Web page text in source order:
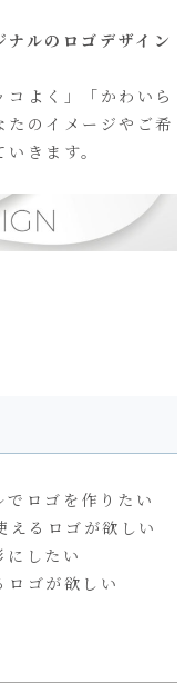
ナルのロゴデザイン
コよく」「かわいら
たのイメージやご希
きます。
でロゴを作りたい
えるロゴが欲しい
にしたい
ロゴが欲しい